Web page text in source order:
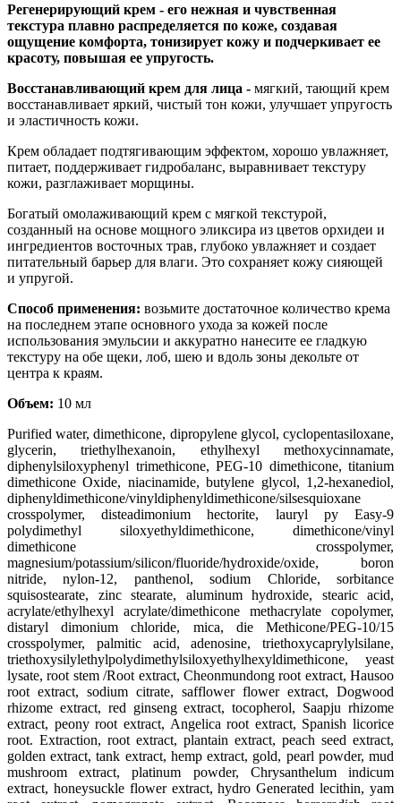
Регенерирующий крем - его нежная и чувственная
текстура плавно распределяется по коже, создавая
ощущение комфорта, тонизирует кожу и подчеркивает ее
красоту, повышая ее упругость.
Восстанавливающий крем для лица - мягкий, тающий крем
восстанавливает яркий, чистый тон кожи, улучшает упругость
и эластичность кожи.
Крем обладает подтягивающим эффектом, хорошо увлажняет,
питает, поддерживает гидробаланс, выравнивает текстуру
кожи, разглаживает морщины.
Богатый омолаживающий крем с мягкой текстурой,
созданный на основе мощного эликсира из цветов орхидеи и
ингредиентов восточных трав, глубоко увлажняет и создает
питательный барьер для влаги. Это сохраняет кожу сияющей
и упругой.
Способ применения: возьмите достаточное количество крема
на последнем этапе основного ухода за кожей после
использования эмульсии и аккуратно нанесите ее гладкую
текстуру на обе щеки, лоб, шею и вдоль зоны декольте от
центра к краям.
Объем: 10 мл
Purified water, dimethicone, dipropylene glycol, cyclopentasiloxane,
glycerin, triethylhexanoin, ethylhexyl methoxycinnamate,
diphenylsiloxyphenyl trimethicone, PEG-10 dimethicone, titanium
dimethicone Oxide, niacinamide, butylene glycol, 1 ,2-hexanediol,
diphenyldimethicone/vinyldiphenyldimethicone/silsesquioxane
crosspolymer, disteadimonium hectorite, lauryl py Easy-9
polydimethyl siloxyethyldimethicone, dimethicone/vinyl
dimethicone crosspolymer,
magnesium/potassium/silicon/fluoride/hydroxide/oxide, boron
nitride, nylon-12, panthenol, sodium Chloride, sorbitance
squisostearate, zinc stearate, aluminum hydroxide, stearic acid,
acrylate/ethylhexyl acrylate/dimethicone methacrylate copolymer,
distaryl dimonium chloride, mica, die Methicone/PEG-10/15
crosspolymer, palmitic acid, adenosine, triethoxycaprylylsilane,
triethoxysilylethylpolydimethylsiloxyethylhexyldimethicone, yeast
lysate, root stem /Root extract, Cheonmundong root extract, Hausoo
root extract, sodium citrate, safflower flower extract, Dogwood
rhizome extract, red ginseng extract, tocopherol, Saapju rhizome
extract, peony root extract, Angelica root extract, Spanish licorice
root. Extraction, root extract, plantain extract, peach seed extract,
golden extract, tank extract, hemp extract, gold, pearl powder, mud
mushroom extract, platinum powder, Chrysanthelum indicum
extract, honeysuckle flower extract, hydro Generated lecithin, yam